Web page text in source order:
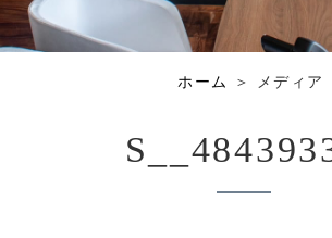
ホーム ＞ メディ